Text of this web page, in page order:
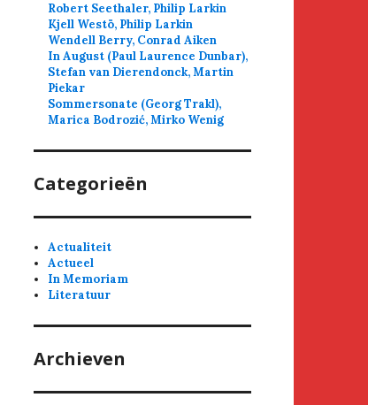
Robert Seethaler, Philip Larkin
Kjell Westö, Philip Larkin
Wendell Berry, Conrad Aiken
In August (Paul Laurence Dunbar),
Stefan van Dierendonck, Martin
Piekar
Sommersonate (Georg Trakl),
Marica Bodrozić, Mirko Wenig
Categorieën
Actualiteit
Actueel
In Memoriam
Literatuur
Archieven